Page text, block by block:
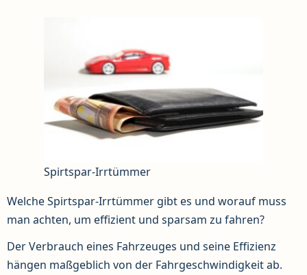
Spirtspar-Irrtümmer
Welche Spirtspar-Irrtümmer gibt es und worauf muss
man achten, um effizient und sparsam zu fahren?
Der Verbrauch eines Fahrzeuges und seine Effizienz
hängen maßgeblich von der Fahrgeschwindigkeit ab.